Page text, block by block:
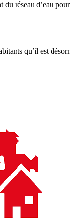
réseau d’eau
qu’il est